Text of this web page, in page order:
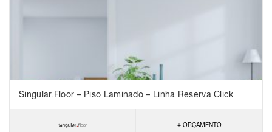
Singular.Floor – Piso Laminado – Linha Reserva Click
+ ORÇAMENTO